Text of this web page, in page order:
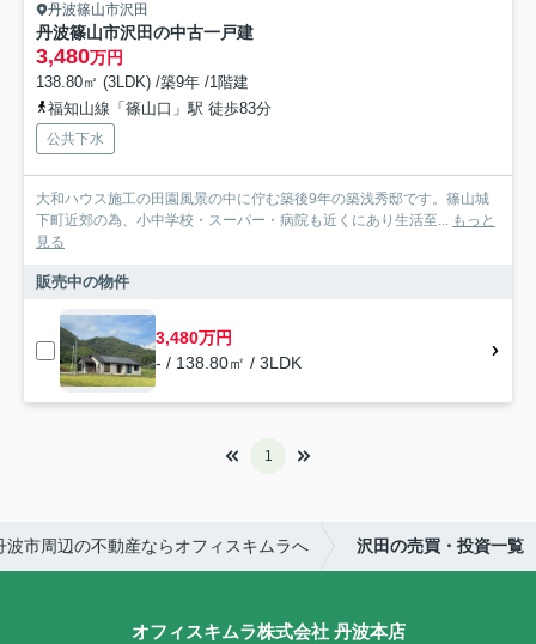
丹波篠山市沢田
丹波篠山市沢田の中古一戸建
3,480万円
138.80㎡ (3LDK) /築9年 /1階建
福知山線「篠山口」駅 徒歩83分
公共下水
大和ハウス施工の田園風景の中に佇む築後9年の築浅秀邸です。篠山城
下町近郊の為、小中学校・スーパー・病院も近くにあり生活至... もっと
見る
販売中の物件
3,480万円
- / 138.80㎡ / 3LDK
1
波市周辺の不動産ならオフィスキムラへ 沢田の売買・投資一覧
オフィスキムラ株式会社 丹波本店